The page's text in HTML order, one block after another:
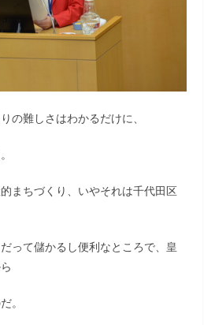
の難しさはわかるだけに、
まちづくり、いやそれは千代田区
って儲かるし便利なところで、皇
。